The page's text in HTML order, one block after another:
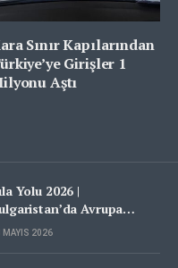
Sınır Kapılarından
Girişler 1
Aştı
Yolu 2026 |
Avrupa
Alman Polis
MAYIS 2026